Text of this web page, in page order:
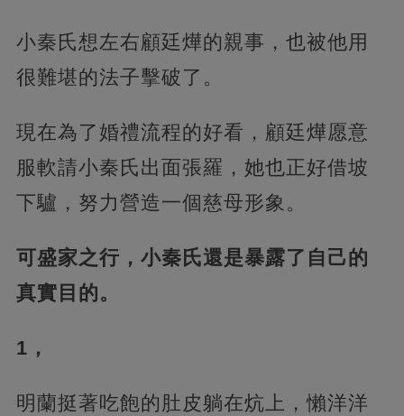
小秦氏想左右顧廷燁的親事，也被他用
很難堪的法子擊破了。
現在為了婚禮流程的好看，顧廷燁愿意
服軟請小秦氏出面張羅，她也正好借坡
下驢，努力營造一個慈母形象。
可盛家之行，小秦氏還是暴露了自己的
真實目的。
1，
明蘭挺著吃飽的肚皮躺在炕上，懶洋洋